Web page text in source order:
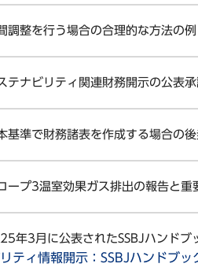
調整を行う場合の合理的な方法の例
テナビリティ関連財務開示の公表承
基準で財務諸表を作成する場合の
ープ3温室効果ガス排出の報告と重
年3月に公表されたSSBJハンドブ
ティ情報開示：SSBJハンドブ